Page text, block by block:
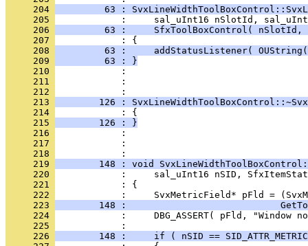
     204
63 :
     205
     206
63 :     SfxToolBoxControl( nSlotId,
     207
     208
63 :     addStatusListener(
     209
         63 : }
     210
     211
            :
     212
     213
126 :
     214
     215
        126 : }
     216
     217
            :
     218
     219
148 : void
     220
     221
     222
     223
148 :
     224
     225
     226
148 :     if ( nSID ==